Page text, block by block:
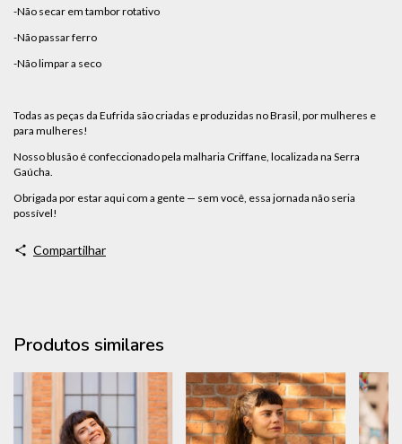
-Não secar em tambor rotativo
-Não passar ferro
-Não limpar a seco
Todas as peças da Eufrida são criadas e produzidas no Brasil, por mulheres e
para mulheres!
Nosso blusão é confeccionado pela malharia Criffane, localizada na Serra
Gaúcha.
Obrigada por estar aqui com a gente — sem você, essa jornada não seria
possível!
Compartilhar
Produtos similares